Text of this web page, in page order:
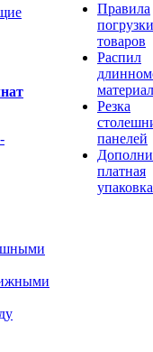
Правила
погрузки
товаров
Распил
Резка
панелей
платная
упаковка